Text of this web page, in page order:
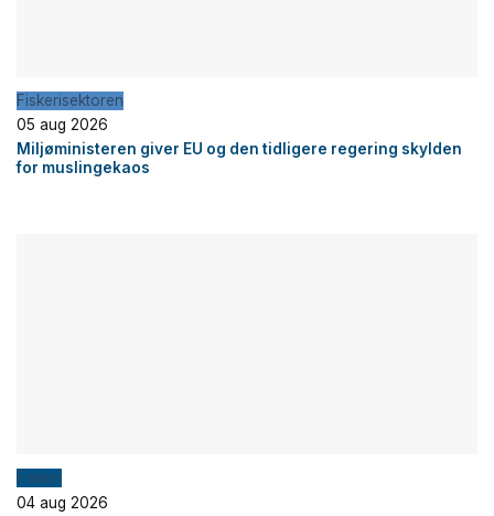
Fiskerisektoren
05 aug 2026
Miljøministeren giver EU og den tidligere regering skylden
for muslingekaos
Fiskeri
04 aug 2026